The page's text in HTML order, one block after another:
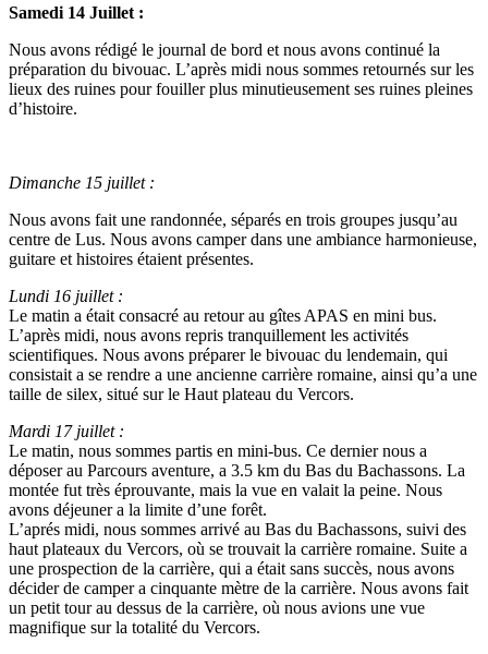
Samedi 14 Juillet :
Nous avons rédigé le journal de bord et nous avons continué la
préparation du bivouac. L’après midi nous sommes retournés sur les
lieux des ruines pour fouiller plus minutieusement ses ruines pleines
d’histoire.
Dimanche 15 juillet :
Nous avons fait une randonnée, séparés en trois groupes jusqu’au
centre de Lus. Nous avons camper dans une ambiance harmonieuse,
guitare et histoires étaient présentes.
Lundi 16 juillet :
Le matin a était consacré au retour au gîtes APAS en mini bus.
L’après midi, nous avons repris tranquillement les activités
scientifiques. Nous avons préparer le bivouac du lendemain, qui
consistait a se rendre a une ancienne carrière romaine, ainsi qu’a une
taille de silex, situé sur le Haut plateau du Vercors.
Mardi 17 juillet :
Le matin, nous sommes partis en mini-bus. Ce dernier nous a
déposer au Parcours aventure, a 3.5 km du Bas du Bachassons. La
montée fut très éprouvante, mais la vue en valait la peine. Nous
avons déjeuner a la limite d’une forêt.
L’aprés midi, nous sommes arrivé au Bas du Bachassons, suivi des
haut plateaux du Vercors, où se trouvait la carrière romaine. Suite a
une prospection de la carrière, qui a était sans succès, nous avons
décider de camper a cinquante mètre de la carrière. Nous avons fait
un petit tour au dessus de la carrière, où nous avions une vue
magnifique sur la totalité du Vercors.